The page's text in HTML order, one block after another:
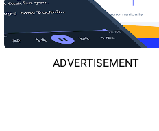
ADVERTISEMENT